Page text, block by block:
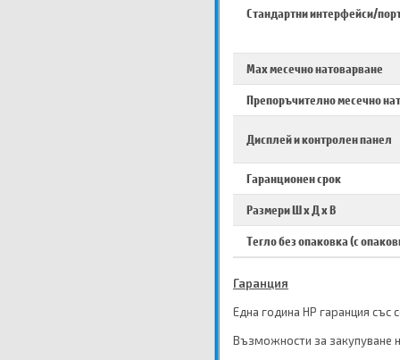
Стандартни интерфейси/
Max месечно натоварване
Препоръчително месечно
Дисплей и контролен панел
Гаранционен срок
Размери Ш х Д х В
Тегло без опаковка (с
Гаранция
Една година HP гаранция със
Възможности за закупуване